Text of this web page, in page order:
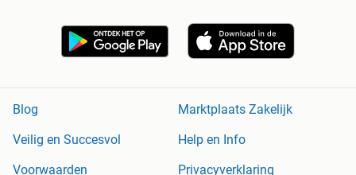
Blog
Marktplaats Zakelijk
Veilig en Succesvol
Help en Info
Voorwaarden
Privacyverklaring